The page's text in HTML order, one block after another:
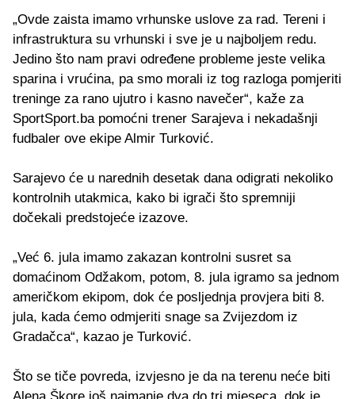
„Ovde zaista imamo vrhunske uslove za rad. Tereni i
infrastruktura su vrhunski i sve je u najboljem redu.
Jedino što nam pravi određene probleme jeste velika
sparina i vrućina, pa smo morali iz tog razloga pomjeriti
treninge za rano ujutro i kasno navečer“, kaže za
SportSport.ba pomoćni trener Sarajeva i nekadašnji
fudbaler ove ekipe Almir Turković.
Sarajevo će u narednih desetak dana odigrati nekoliko
kontrolnih utakmica, kako bi igrači što spremniji
dočekali predstojeće izazove.
„Već 6. jula imamo zakazan kontrolni susret sa
domaćinom Odžakom, potom, 8. jula igramo sa jednom
američkom ekipom, dok će posljednja provjera biti 8.
jula, kada ćemo odmjeriti snage sa Zvijezdom iz
Gradačca“, kazao je Turković.
Što se tiče povreda, izvjesno je da na terenu neće biti